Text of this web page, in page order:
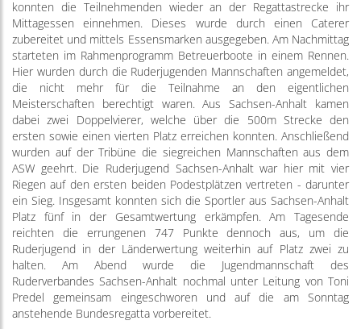
konnten die Teilnehmenden wieder an der Regattastrecke ihr
Mittagessen einnehmen. Dieses wurde durch einen Caterer
zubereitet und mittels Essensmarken ausgegeben. Am Nachmittag
starteten im Rahmenprogramm Betreuerboote in einem Rennen.
Hier wurden durch die Ruderjugenden Mannschaften angemeldet,
die nicht mehr für die Teilnahme an den eigentlichen
Meisterschaften berechtigt waren. Aus Sachsen-Anhalt kamen
dabei zwei Doppelvierer, welche über die 500m Strecke den
ersten sowie einen vierten Platz erreichen konnten. Anschließend
wurden auf der Tribüne die siegreichen Mannschaften aus dem
ASW geehrt. Die Ruderjugend Sachsen-Anhalt war hier mit vier
Riegen auf den ersten beiden Podestplätzen vertreten - darunter
ein Sieg. Insgesamt konnten sich die Sportler aus Sachsen-Anhalt
Platz fünf in der Gesamtwertung erkämpfen. Am Tagesende
reichten die errungenen 747 Punkte dennoch aus, um die
Ruderjugend in der Länderwertung weiterhin auf Platz zwei zu
halten. Am Abend wurde die Jugendmannschaft des
Ruderverbandes Sachsen-Anhalt nochmal unter Leitung von Toni
Predel gemeinsam eingeschworen und auf die am Sonntag
anstehende Bundesregatta vorbereitet.